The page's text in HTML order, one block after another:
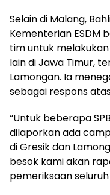
Selain di Malang,
Kementerian ESDM
tim untuk
lain di Jawa Timur,
Lamongan. Ia
sebagai respons
“Untuk beberapa
dilaporkan ada
di Gresik dan
besok kami akan
pemeriksaan seluruh